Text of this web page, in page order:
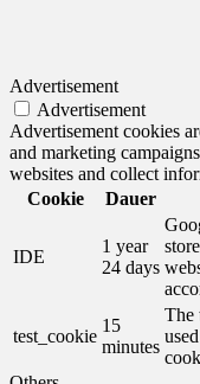
Advertisement
Advertisement
Advertisement cookies
and marketing
websites and collect
Cookie
Dauer
IDE
1 year
24 days
test_cookie
15
minutes
The